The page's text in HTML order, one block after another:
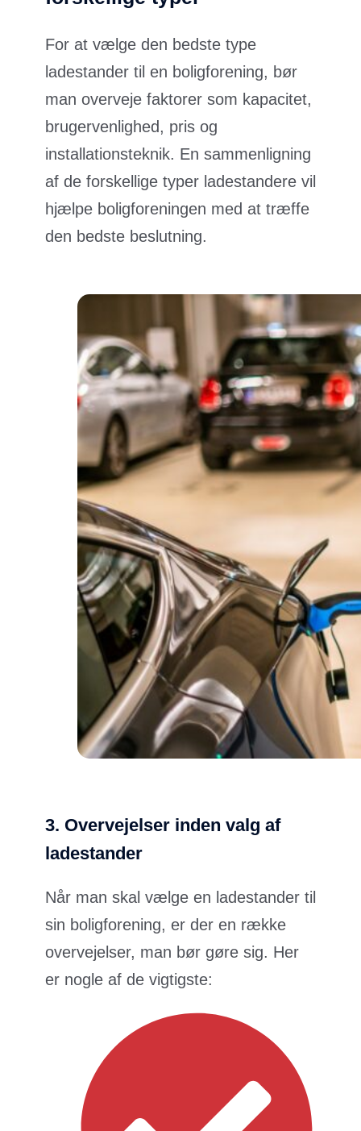
For at vælge den bedste type
ladestander til en boligforening, bør
man overveje faktorer som kapacitet,
brugervenlighed, pris og
installationsteknik. En sammenligning
af de forskellige typer ladestandere vil
hjælpe boligforeningen med at træffe
den bedste beslutning.
3. Overvejelser inden valg af
ladestander
Når man skal vælge en ladestander til
sin boligforening, er der en række
overvejelser, man bør gøre sig. Her
er nogle af de vigtigste: